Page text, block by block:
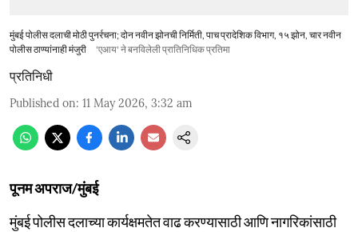
मुंबई पोलीस दलाची मोठी पुनर्रचना; दोन नवीन झोनची निर्मिती, पाच प्रादेशिक विभाग, १५ झोन, चार नवीन
पोलीस ठाण्यांनाही मंजुरी
'एआय' ने बनविलेली प्रातिनिधिक प्रतिमा
प्रतिनिधी
Published on: 11 May 2026, 3:32 am
पूनम अपराज/मुंबई
मुंबई पोलीस दलाच्या कार्यक्षमतेत वाढ करण्यासाठी आणि नागरिकांसाठी